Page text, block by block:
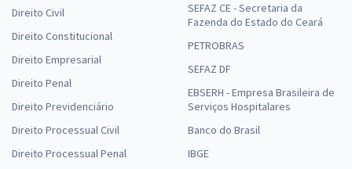
Direito Civil
Direito Constitucional
Direito Empresarial
Direito Penal
Direito Previdenciário
Direito Processual Civil
Direito Processual Penal
SEFAZ CE - Secretaria da
Fazenda do Estado do Ceará
PETROBRAS
SEFAZ DF
EBSERH - Empresa Brasileira de
Serviços Hospitalares
Banco do Brasil
IBGE